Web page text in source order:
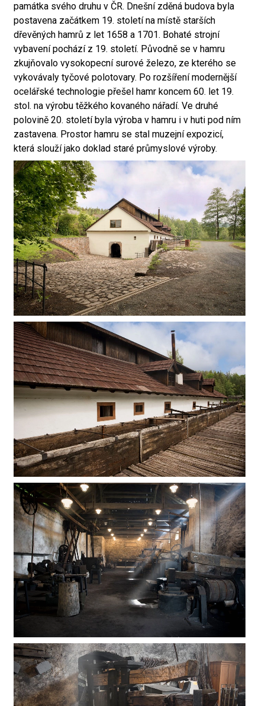
památka svého druhu v ČR. Dnešní zděná budova byla
postavena začátkem 19. století na místě starších
dřevěných hamrů z let 1658 a 1701. Bohaté strojní
vybavení pochází z 19. století. Původně se v hamru
zkujňovalo vysokopecní surové železo, ze kterého se
vykovávaly tyčové polotovary. Po rozšíření modernější
ocelářské technologie přešel hamr koncem 60. let 19.
stol. na výrobu těžkého kovaného nářadí. Ve druhé
polovině 20. století byla výroba v hamru i v huti pod ním
zastavena. Prostor hamru se stal muzejní expozicí,
která slouží jako doklad staré průmyslové výroby.